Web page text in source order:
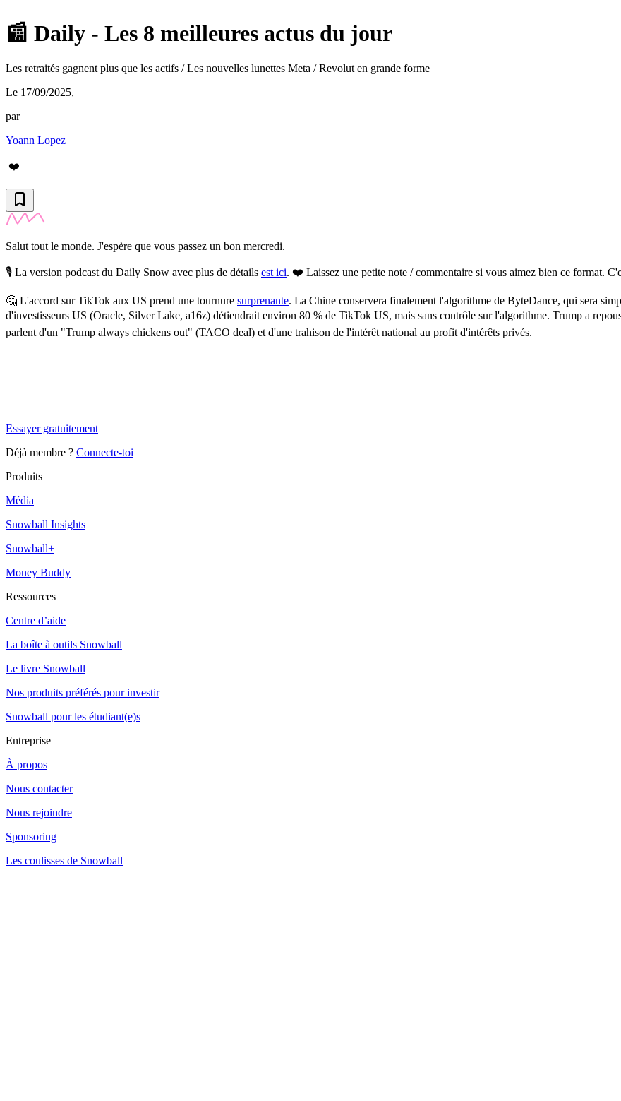
📰 Daily - Les 8 meilleures actus du jour
Les retraités gagnent plus que les actifs / Les nouvelles lunettes Meta / Revolut en grande forme
Le 17/09/2025,
par
Yoann Lopez
❤️
Salut tout le monde. J'espère que vous passez un bon mercredi.
🎙️ La version podcast du Daily Snow avec plus de détails est ici. ❤️ Laissez une petite note / commentaire si vous aimez bien ce format.
🤔 L'accord sur TikTok aux US prend une tournure surprenante. La Chine conservera finalement l'algorithme de ByteDance, qui sera
d'investisseurs US (Oracle, Silver Lake, a16z) détiendrait environ 80 % de TikTok US, mais sans contrôle sur l'algorithme. Trump a
parlent d'un "Trump always chickens out" (TACO deal) et d'une trahison de l'intérêt national au profit d'intérêts privés.
Essayer gratuitement
Déjà membre ? Connecte-toi
Produits
Média
Snowball Insights
Snowball+
Money Buddy
Ressources
Centre d’aide
La boîte à outils Snowball
Le livre Snowball
Nos produits préférés pour investir
Snowball pour les étudiant(e)s
Entreprise
À propos
Nous contacter
Nous rejoindre
Sponsoring
Les coulisses de Snowball